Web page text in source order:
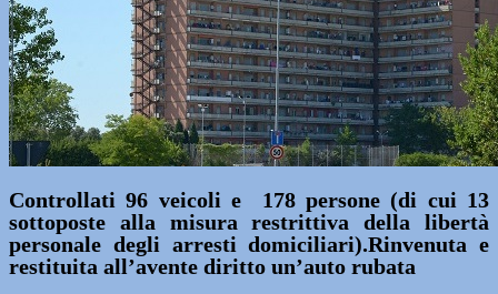
Controllati 96 veicoli e 178 persone (di cui 13
sottoposte alla misura restrittiva della libertà
personale degli arresti domiciliari).Rinvenuta e
restituita all’avente diritto un’auto rubata